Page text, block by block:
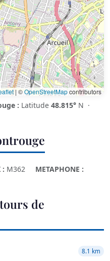
| ©OpenStreetMapcontributors
: Latitude 48.815° N ·
: M362
METAPHONE :
de
8.1 km